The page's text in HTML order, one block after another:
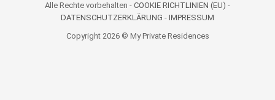
Alle Rechte vorbehalten - COOKIE RICHTLINIEN (EU) -
DATENSCHUTZERKLÄRUNG - IMPRESSUM
Copyright 2026 © My Private Residences